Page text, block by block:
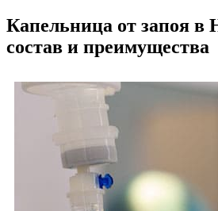
Капельница от запоя в
состав и преимущества